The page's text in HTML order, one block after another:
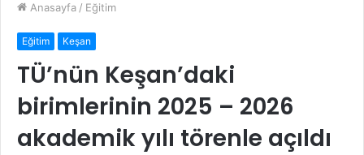
Anasayfa / Eğitim
Eğitim Keşan
TÜ’nün Keşan’daki
birimlerinin 2025 – 2026
akademik yılı törenle açıldı